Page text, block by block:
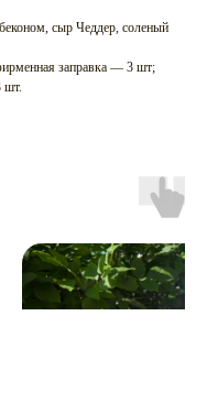
сыр Чеддер, соленый
заправка — 3 шт;
шт.